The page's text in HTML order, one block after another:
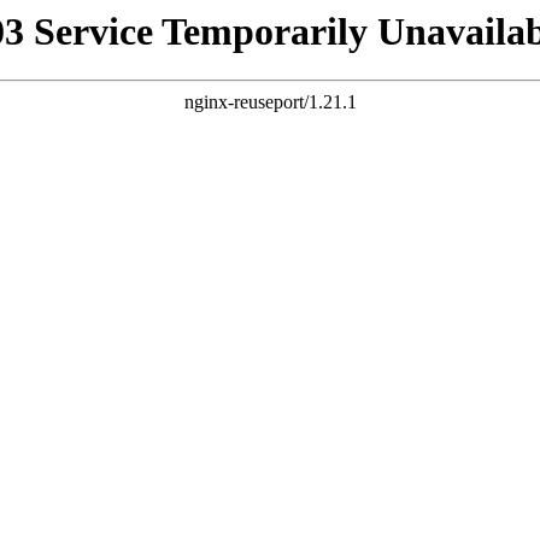
Service Temporarily
nginx-reuseport/1.21.1